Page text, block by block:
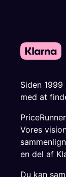
Siden
med at
Vores
en del af
Du kan